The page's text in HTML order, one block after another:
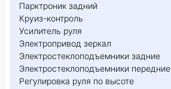
Парктроник задний
Круиз-контроль
Усилитель руля
Электропривод зеркал
Электростеклоподъемники задние
Электростеклоподъемники передние
Регулировка руля по высоте